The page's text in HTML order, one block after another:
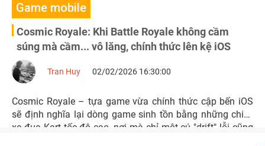
Game mobile
Cosmic Royale: Khi Battle Royale không cầm
súng mà cầm... vô lăng, chính thức lên kệ iOS
Tran Huy 02/02/2026 16:30:00
Cosmic Royale – tựa game vừa chính thức cập bến iOS
sẽ định nghĩa lại dòng game sinh tồn bằng những chiếc
xe đua Kart tốc độ cao, nơi mà chỉ một cú "drift" lỗi cũng